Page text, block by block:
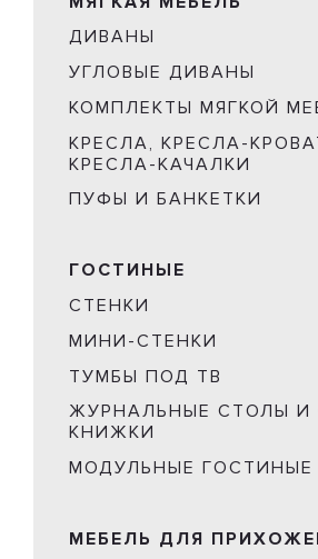
ДИВАНЫ
УГЛОВЫЕ ДИВАНЫ
КОМПЛЕКТЫ МЯГКОЙ
КРЕСЛА, КРЕСЛА-
КРЕСЛА-КАЧАЛКИ
ПУФЫ И БАНКЕТКИ
ГОСТИНЫЕ
СТЕНКИ
МИНИ-СТЕНКИ
ТУМБЫ ПОД ТВ
ЖУРНАЛЬНЫЕ СТОЛЫ И
КНИЖКИ
МОДУЛЬНЫЕ ГОСТИНЫЕ
МЕБЕЛЬ ДЛЯ